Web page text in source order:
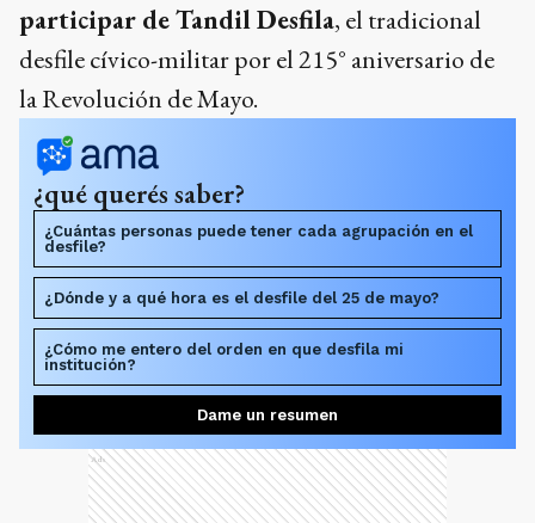
participar de Tandil Desfila, el tradicional
desfile cívico-militar por el 215° aniversario de
la Revolución de Mayo.
¿qué querés saber?
¿Cuántas personas puede tener cada agrupación en el
desfile?
¿Dónde y a qué hora es el desfile del 25 de mayo?
¿Cómo me entero del orden en que desfila mi
institución?
Dame un resumen
Ads